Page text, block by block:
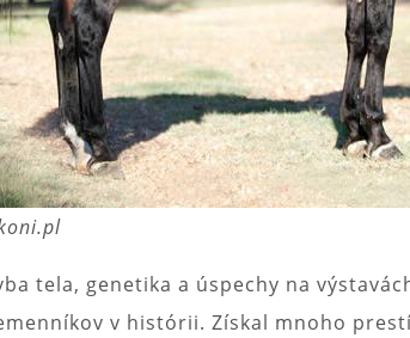
tela, genetika a úspechy na
v histórii. Získal mnoho